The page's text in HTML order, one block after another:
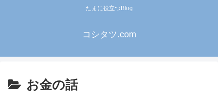
たまに役立つBlog
コシタツ.com
お金の話